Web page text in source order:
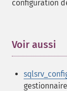
configuration
Voir aussi